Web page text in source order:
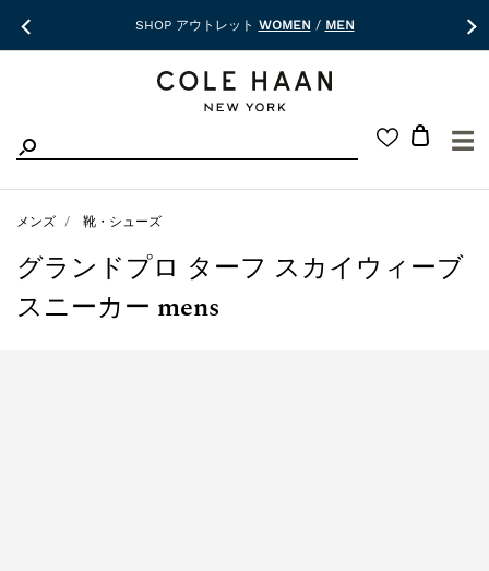
SHOP アウトレット WOMEN / MEN
☰
メンズ 靴・シューズ
グランドプロ ターフ スカイウィーブ
スニーカー mens